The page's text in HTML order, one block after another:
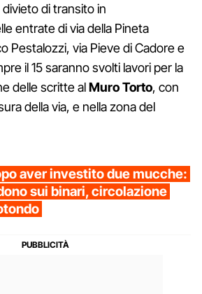
di transito in
entrate di via della Pineta
Pestalozzi, via Pieve di Cadore e
il 15 saranno svolti lavori per la
delle scritte alMuro Torto, con
della via, e nella zona del
aver investito due mucche:
sui binari, circolazione